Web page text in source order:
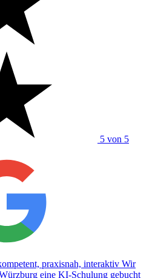
5 von 5
praxisnah, interaktiv Wir
eine KI-Schulung gebucht